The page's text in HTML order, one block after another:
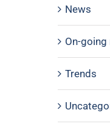
News
On-
Trends